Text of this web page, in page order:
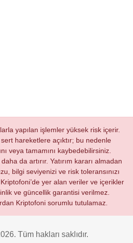
yapılan işlemler yüksek risk içerir.
hareketlere açıktır; bu nedenle
veya tamamını kaybedebilirsiniz.
da artırır. Yatırım kararı almadan
bilgi seviyenizi ve risk toleransınızı
yer alan veriler ve içerikler
ve güncellik garantisi verilmez.
Kriptofoni sorumlu tutulamaz.
Tüm hakları saklıdır.